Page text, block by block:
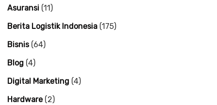
Asuransi (11)
Berita Logistik Indonesia (175)
Bisnis(64)
Blog (4)
Digital Marketing (4)
Hardware(2)